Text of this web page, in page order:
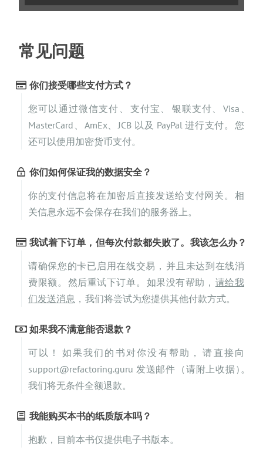
常见问题
你们接受哪些支付方式 ？
您可以通过微信支付 、 支付宝 、 银联支付、 Visa 、
MasterCard 、 AmEx、 JCB 以及 PayPal 进行支付。
您
还可以使用加密货币支付。
你们如何保证我的数据安全 ？
你的支付信息将在加密后直接发送给支付网关。
相
关信息永远不会保存在我们的服务器上。
我试着下订单 但每次付款都失败了。 我该怎么办？
请确保您的卡已启用在线交易 ， 并且未达到在线消
费限额。 然后重试下订单。 如果没有帮助
请给我
们发送消息
我们将尝试为您提供其他付款方式。
如果我不满意能否退款 ？
可以 ！ 如果我们的书对你没有帮助 ，
请直接向
support@refactoring.guru 发送邮件 （请附上收据） 。
我们将无条件全额退款。
我能购买本书的纸质版本吗 ？
抱歉
目前本书仅提供电子书版本。